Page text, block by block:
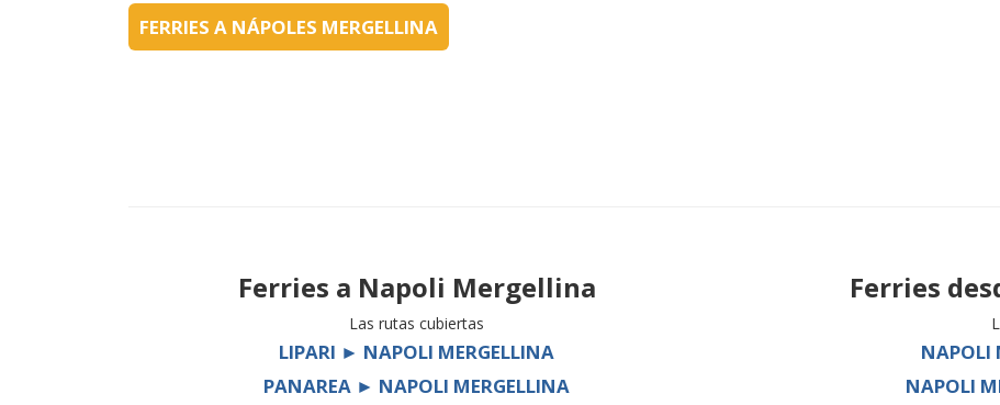
FERRIES A NÁPOLES MERGELLINA
Ferries a Napoli Mergellina
Las rutas cubiertas
LIPARI ► NAPOLI MERGELLINA
PANAREA ► NAPOLI MERGELLINA
Ferries
NAPOLI
NAPOLI